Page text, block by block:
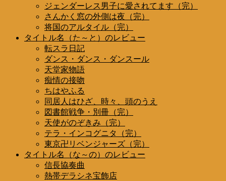
ジェンダーレス男子に愛されてます（完）
さんかく窓の外側は夜（完）
将国のアルタイル（完）
タイトル名（た～と）のレビュー
転スラ日記
ダンス・ダンス・ダンスール
天堂家物語
痴情の接吻
ちはやふる
同居人はひざ、時々、頭のうえ
図書館戦争・別冊（完）
天使がのぞきみ（完）
テラ・インコグニタ（完）
東京卍リベンジャーズ（完）
タイトル名（な～の）のレビュー
信長協奏曲
熱帯デラシネ宝飾店